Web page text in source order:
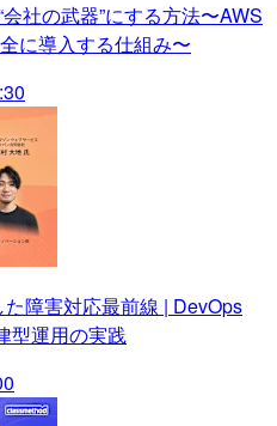
社の武器”にする方法〜AWS
に導入する仕組み〜
た障害対応最前線 | DevOps
型運用の実践